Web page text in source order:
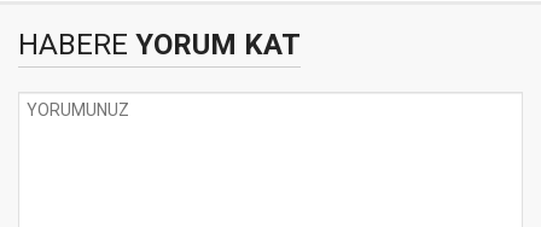
HABERE YORUM KAT